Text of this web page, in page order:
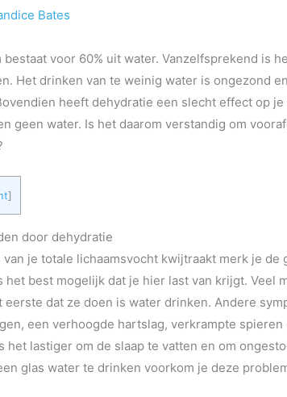
Bates
voor 60% uit water. Vanzelfsprekend is
Het drinken van te weinig water is ongezond
heeft dehydratie een slecht effect op je
geen water. Is het daarom verstandig om
]
door dehydratie
van je totale lichaamsvocht kwijtraakt merk je de
best mogelijk dat je hier last van krijgt. Veel
eerste dat ze doen is water drinken. Andere
een verhoogde hartslag, verkrampte
het lastiger om de slaap te vatten en om
glas water te drinken voorkom je deze